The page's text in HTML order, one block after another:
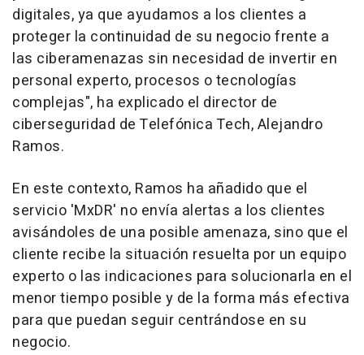
digitales, ya que ayudamos a los clientes a
proteger la continuidad de su negocio frente a
las ciberamenazas sin necesidad de invertir en
personal experto, procesos o tecnologías
complejas", ha explicado el director de
ciberseguridad de Telefónica Tech, Alejandro
Ramos.
En este contexto, Ramos ha añadido que el
servicio 'MxDR' no envía alertas a los clientes
avisándoles de una posible amenaza, sino que el
cliente recibe la situación resuelta por un equipo
experto o las indicaciones para solucionarla en el
menor tiempo posible y de la forma más efectiva
para que puedan seguir centrándose en su
negocio.